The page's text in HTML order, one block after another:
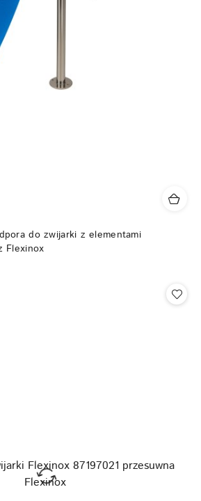
do zwijarki z elementami
Flexinox